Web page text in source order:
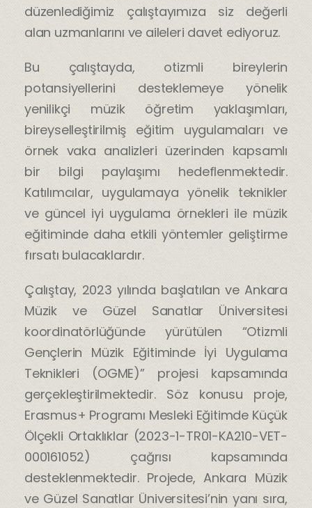
düzenlediğimiz çalıştayımıza siz değerli
alan uzmanlarını ve aileleri davet ediyoruz.
Bu çalıştayda, otizmli bireylerin
potansiyellerini desteklemeye yönelik
yenilikçi müzik öğretim yaklaşımları,
bireyselleştirilmiş eğitim uygulamaları ve
örnek vaka analizleri üzerinden kapsamlı
bir bilgi paylaşımı hedeflenmektedir.
Katılımcılar, uygulamaya yönelik teknikler
ve güncel iyi uygulama örnekleri ile müzik
eğitiminde daha etkili yöntemler geliştirme
fırsatı bulacaklardır.
Çalıştay, 2023 yılında başlatılan ve Ankara
Müzik ve Güzel Sanatlar Üniversitesi
koordinatörlüğünde yürütülen “Otizmli
Gençlerin Müzik Eğitiminde İyi Uygulama
Teknikleri (OGME)” projesi kapsamında
gerçekleştirilmektedir. Söz konusu proje,
Erasmus+ Programı Mesleki Eğitimde Küçük
Ölçekli Ortaklıklar (2023-1-TR01-KA210-VET-
000161052) çağrısı kapsamında
desteklenmektedir. Projede, Ankara Müzik
ve Güzel Sanatlar Üniversitesi’nin yanı sıra,